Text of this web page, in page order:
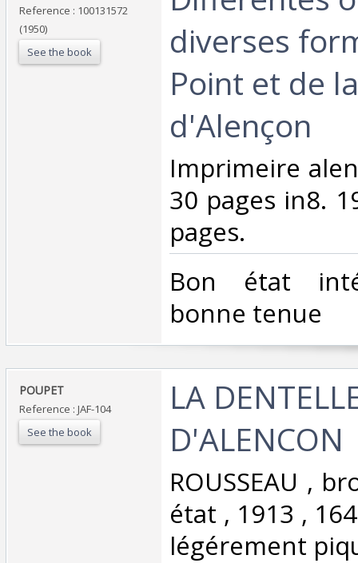
Reference : 100131572
(1950)
See the book
diverses
Point et de
d'Alençon‎
‎Imprimeire
30 pages in8.
pages.‎
‎Bon état
bonne tenue‎
‎POUPET‎
Reference : JAF-104
See the book
‎LA
D'ALENCON‎
‎ROUSSEAU ,
état , 1913 ,
légérement